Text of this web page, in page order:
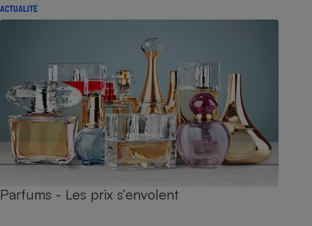
ACTUALITÉ
Parfums - Les prix s’envolent